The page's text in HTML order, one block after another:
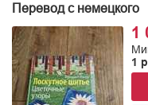
Перевод с немецкого
1
1